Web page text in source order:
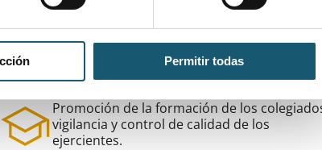
Permitir todas
sus socios
Promoción de la formación de los
vigilancia y control de calidad de los
ejercientes.